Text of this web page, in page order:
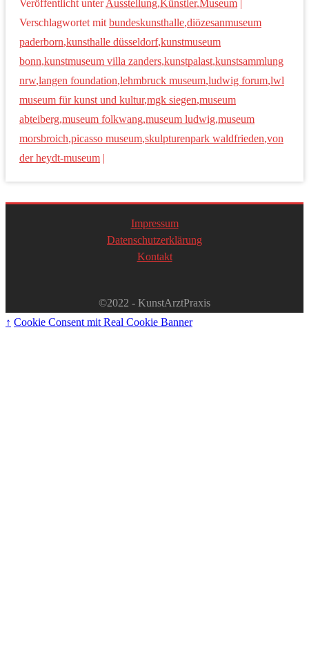
Veröffentlicht unter Ausstellung,Künstler,Museum |
Verschlagwortet mit bundeskunsthalle,diözesanmuseum
paderborn,kunsthalle düsseldorf,kunstmuseum
bonn,kunstmuseum villa zanders,kunstpalast,kunstsammlung
nrw,langen foundation,lehmbruck museum,ludwig forum,lwl
museum für kunst und kultur,mgk siegen,museum
abteiberg,museum folkwang,museum ludwig,museum
morsbroich,picasso museum,skulpturenpark waldfrieden,von
der heydt-museum |
Impressum
Datenschutzerklärung
Kontakt
©2022 - KunstArztPraxis
↑ Cookie Consent mit Real Cookie Banner